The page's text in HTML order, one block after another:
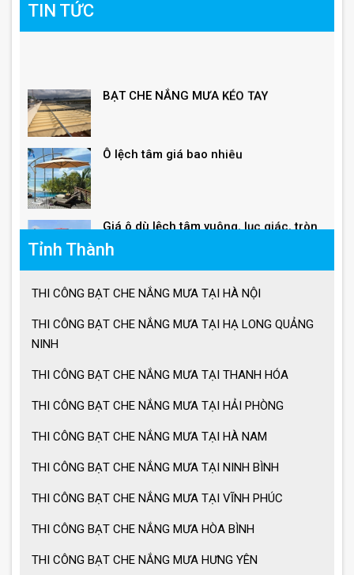
TIN TỨC
Giá ô lệch tâm vuông
Lưu ý khi sử dụng ô dù che nắng mưa
Ưu điểm ô dù che nắng mưa
Ô dù che nắng mưa giá tốt
Tỉnh Thành
THI CÔNG BẠT CHE NẮNG MƯA TẠI HÀ NỘI
THI CÔNG BẠT CHE NẮNG MƯA TẠI HẠ LONG QUẢNG
NINH
THI CÔNG BẠT CHE NẮNG MƯA TẠI THANH HÓA
THI CÔNG BẠT CHE NẮNG MƯA TẠI HẢI PHÒNG
THI CÔNG BẠT CHE NẮNG MƯA TẠI HÀ NAM
THI CÔNG BẠT CHE NẮNG MƯA TẠI NINH BÌNH
THI CÔNG BẠT CHE NẮNG MƯA TẠI VĨNH PHÚC
THI CÔNG BẠT CHE NẮNG MƯA HÒA BÌNH
THI CÔNG BẠT CHE NẮNG MƯA HƯNG YÊN